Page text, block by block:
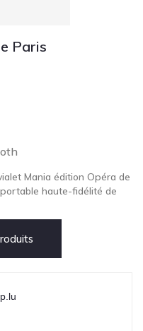
Paris
Mania édition Opéra de
haute-fidélité de